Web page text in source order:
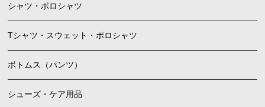
シャツ・ポロシャツ
Tシャツ・スウェット・ポロシャツ
ボトムス（パンツ）
シューズ・ケア用品